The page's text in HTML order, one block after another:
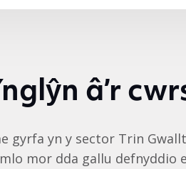
â’r
gyrfa yn y sector Trin
mor dda gallu defnyddio